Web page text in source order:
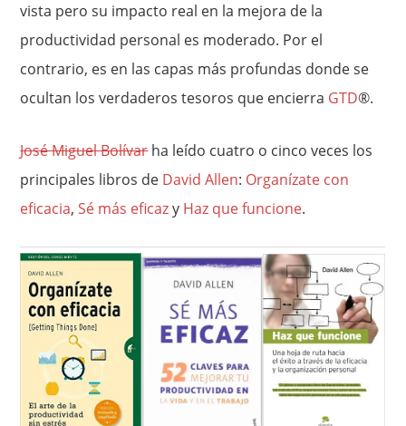
vista pero su impacto real en la mejora de la
productividad personal es moderado. Por el
contrario, es en las capas más profundas donde se
ocultan los verdaderos tesoros que encierra GTD®.
José Miguel Bolívarha leído cuatro o cinco veces los
principales libros de David Allen: Organízate con
eficacia,Sé más eficazy Haz que funcione.